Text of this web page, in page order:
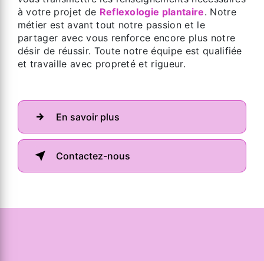
à votre projet de Reflexologie plantaire. Notre
métier est avant tout notre passion et le
partager avec vous renforce encore plus notre
désir de réussir. Toute notre équipe est qualifiée
et travaille avec propreté et rigueur.
En savoir plus
Contactez-nous